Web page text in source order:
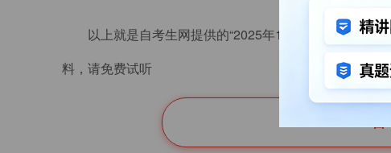
以上就是自考生网提供的“2025年10月浙江省自考报
料，请免费试听